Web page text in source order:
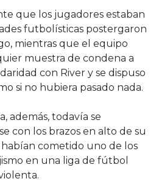
que los jugadores estaban
futbolísticas postergaron
mientras que el equipo
muestra de condena a
con River y se dispuso
si no hubiera pasado nada.
además, todavía se
con los brazos en alto de su
habían cometido uno de los
en una liga de fútbol